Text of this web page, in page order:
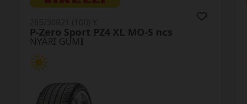
NYÁRI GUMI
P-Zero Sport PZ4 XL MO-S ncs